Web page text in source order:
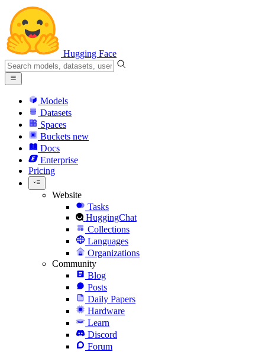
Hugging Face
Models
Datasets
Spaces
Buckets new
Docs
Enterprise
Pricing
Website
Tasks
HuggingChat
Collections
Languages
Organizations
Community
Blog
Posts
Daily Papers
Hardware
Learn
Discord
Forum